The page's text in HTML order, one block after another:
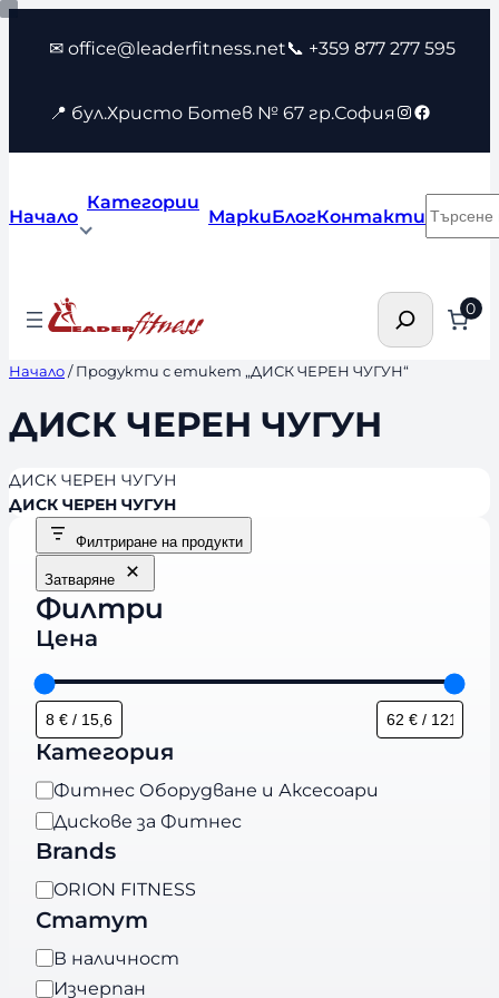
Към
съдържанието
✉ office@leaderfitness.net📞 +359 877 277 595
📍 бул.Христо Ботев № 67 гр.София Instagram
Facebook
Начало
Категории
МаркиБлогКонтакти
Търсене 0
Начало/ Продукти с етикет „ДИСК ЧЕРЕН ЧУГУН“
ДИСК ЧЕРЕН ЧУГУН
ДИСК ЧЕРЕН ЧУГУН
ДИСК ЧЕРЕН ЧУГУН
Филтриране на продукти
Затваряне
Филтри
Цена
Категория
К
а
т
г
о
р
и
Фитнес Оборудване и Аксесоари
Дискове за Фитнес
Brands
B
r
a
n
ORION FITNESS
Статут
Н
а
В наличност
Изчерпан